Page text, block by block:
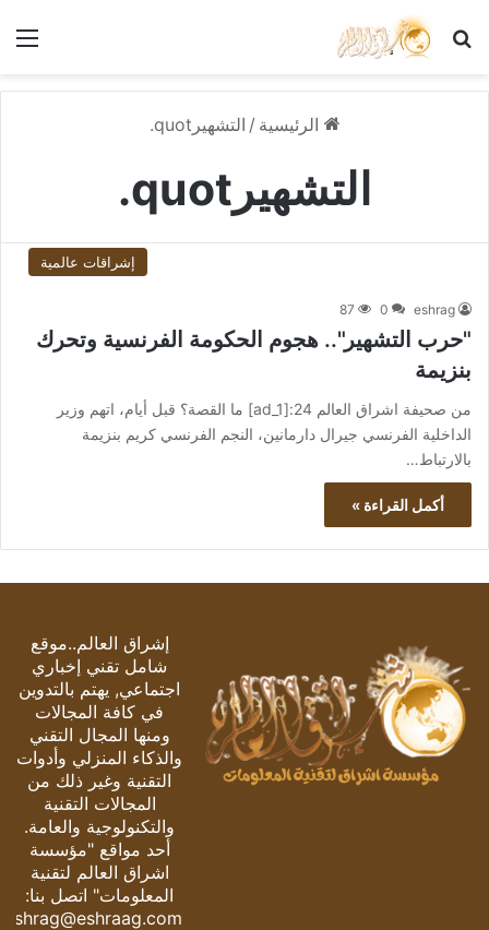
بحث عن
الرئيسية / التشهيرquot.
التشهيرquot.
إشراقات عالمية
eshrag
0
87
"حرب التشهير".. هجوم الحكومة الفرنسية وتحرك
بنزيمة
من صحيفة اشراق العالم 24:[ad_1] ما القصة؟ قبل أيام، اتهم وزير
الداخلية الفرنسي جيرال دارمانين، النجم الفرنسي كريم بنزيمة
بالارتباط…
أكمل القراءة »
إشراق العالم..موقع
شامل تقني إخباري
اجتماعي, يهتم بالتدوين
في كافة المجالات
ومنها المجال التقني
والذكاء المنزلي وأدوات
التقنية وغير ذلك من
المجالات التقنية
والتكنولوجية والعامة.
أحد مواقع "مؤسسة
اشراق العالم لتقنية
المعلومات" اتصل بنا:
eshrag@eshraag.com